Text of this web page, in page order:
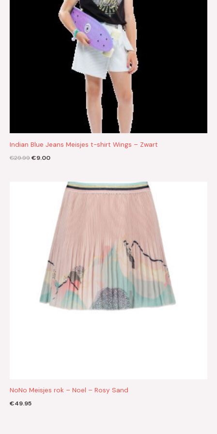
Indian Blue Jeans Meisjes t-shirt Wings – Zwart
€29.99€9.00
NoNo Meisjes rok – Noel – Rosy Sand
€49.95